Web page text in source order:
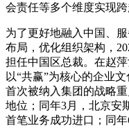
会责任等多个维度实现跨
为了更好地融入中国、
布局，优化组织架构，
担任中国区总裁。在赵
以“共赢”为核心的企业
首次被纳入集团的战略
地位；同年3月，北京安
首笔业务成功进口；同